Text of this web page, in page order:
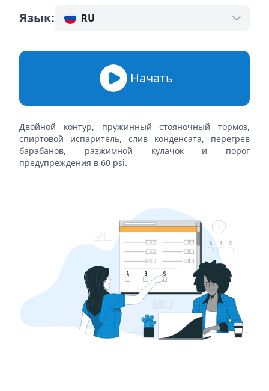
Язык: RU
Начать
Двойной контур, пружинный стояночный тормоз,
спиртовой испаритель, слив конденсата, перегрев
барабанов, разжимной кулачок и порог
предупреждения в 60 psi.